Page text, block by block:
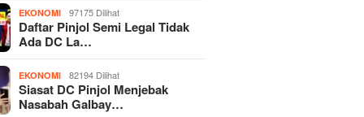
EKONOMI 97175 Dilihat
Daftar Pinjol Semi Legal Tidak
Ada DC La…
EKONOMI 82194 Dilihat
Siasat DC Pinjol Menjebak
Nasabah Galbay…